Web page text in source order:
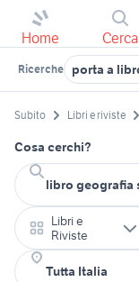
Home Cerca
Ricerche porta a
Subito Libri e riviste
Cosa cerchi?
Libri e
Riviste